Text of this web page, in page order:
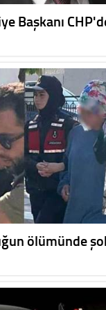
Başkanı
ölümünde